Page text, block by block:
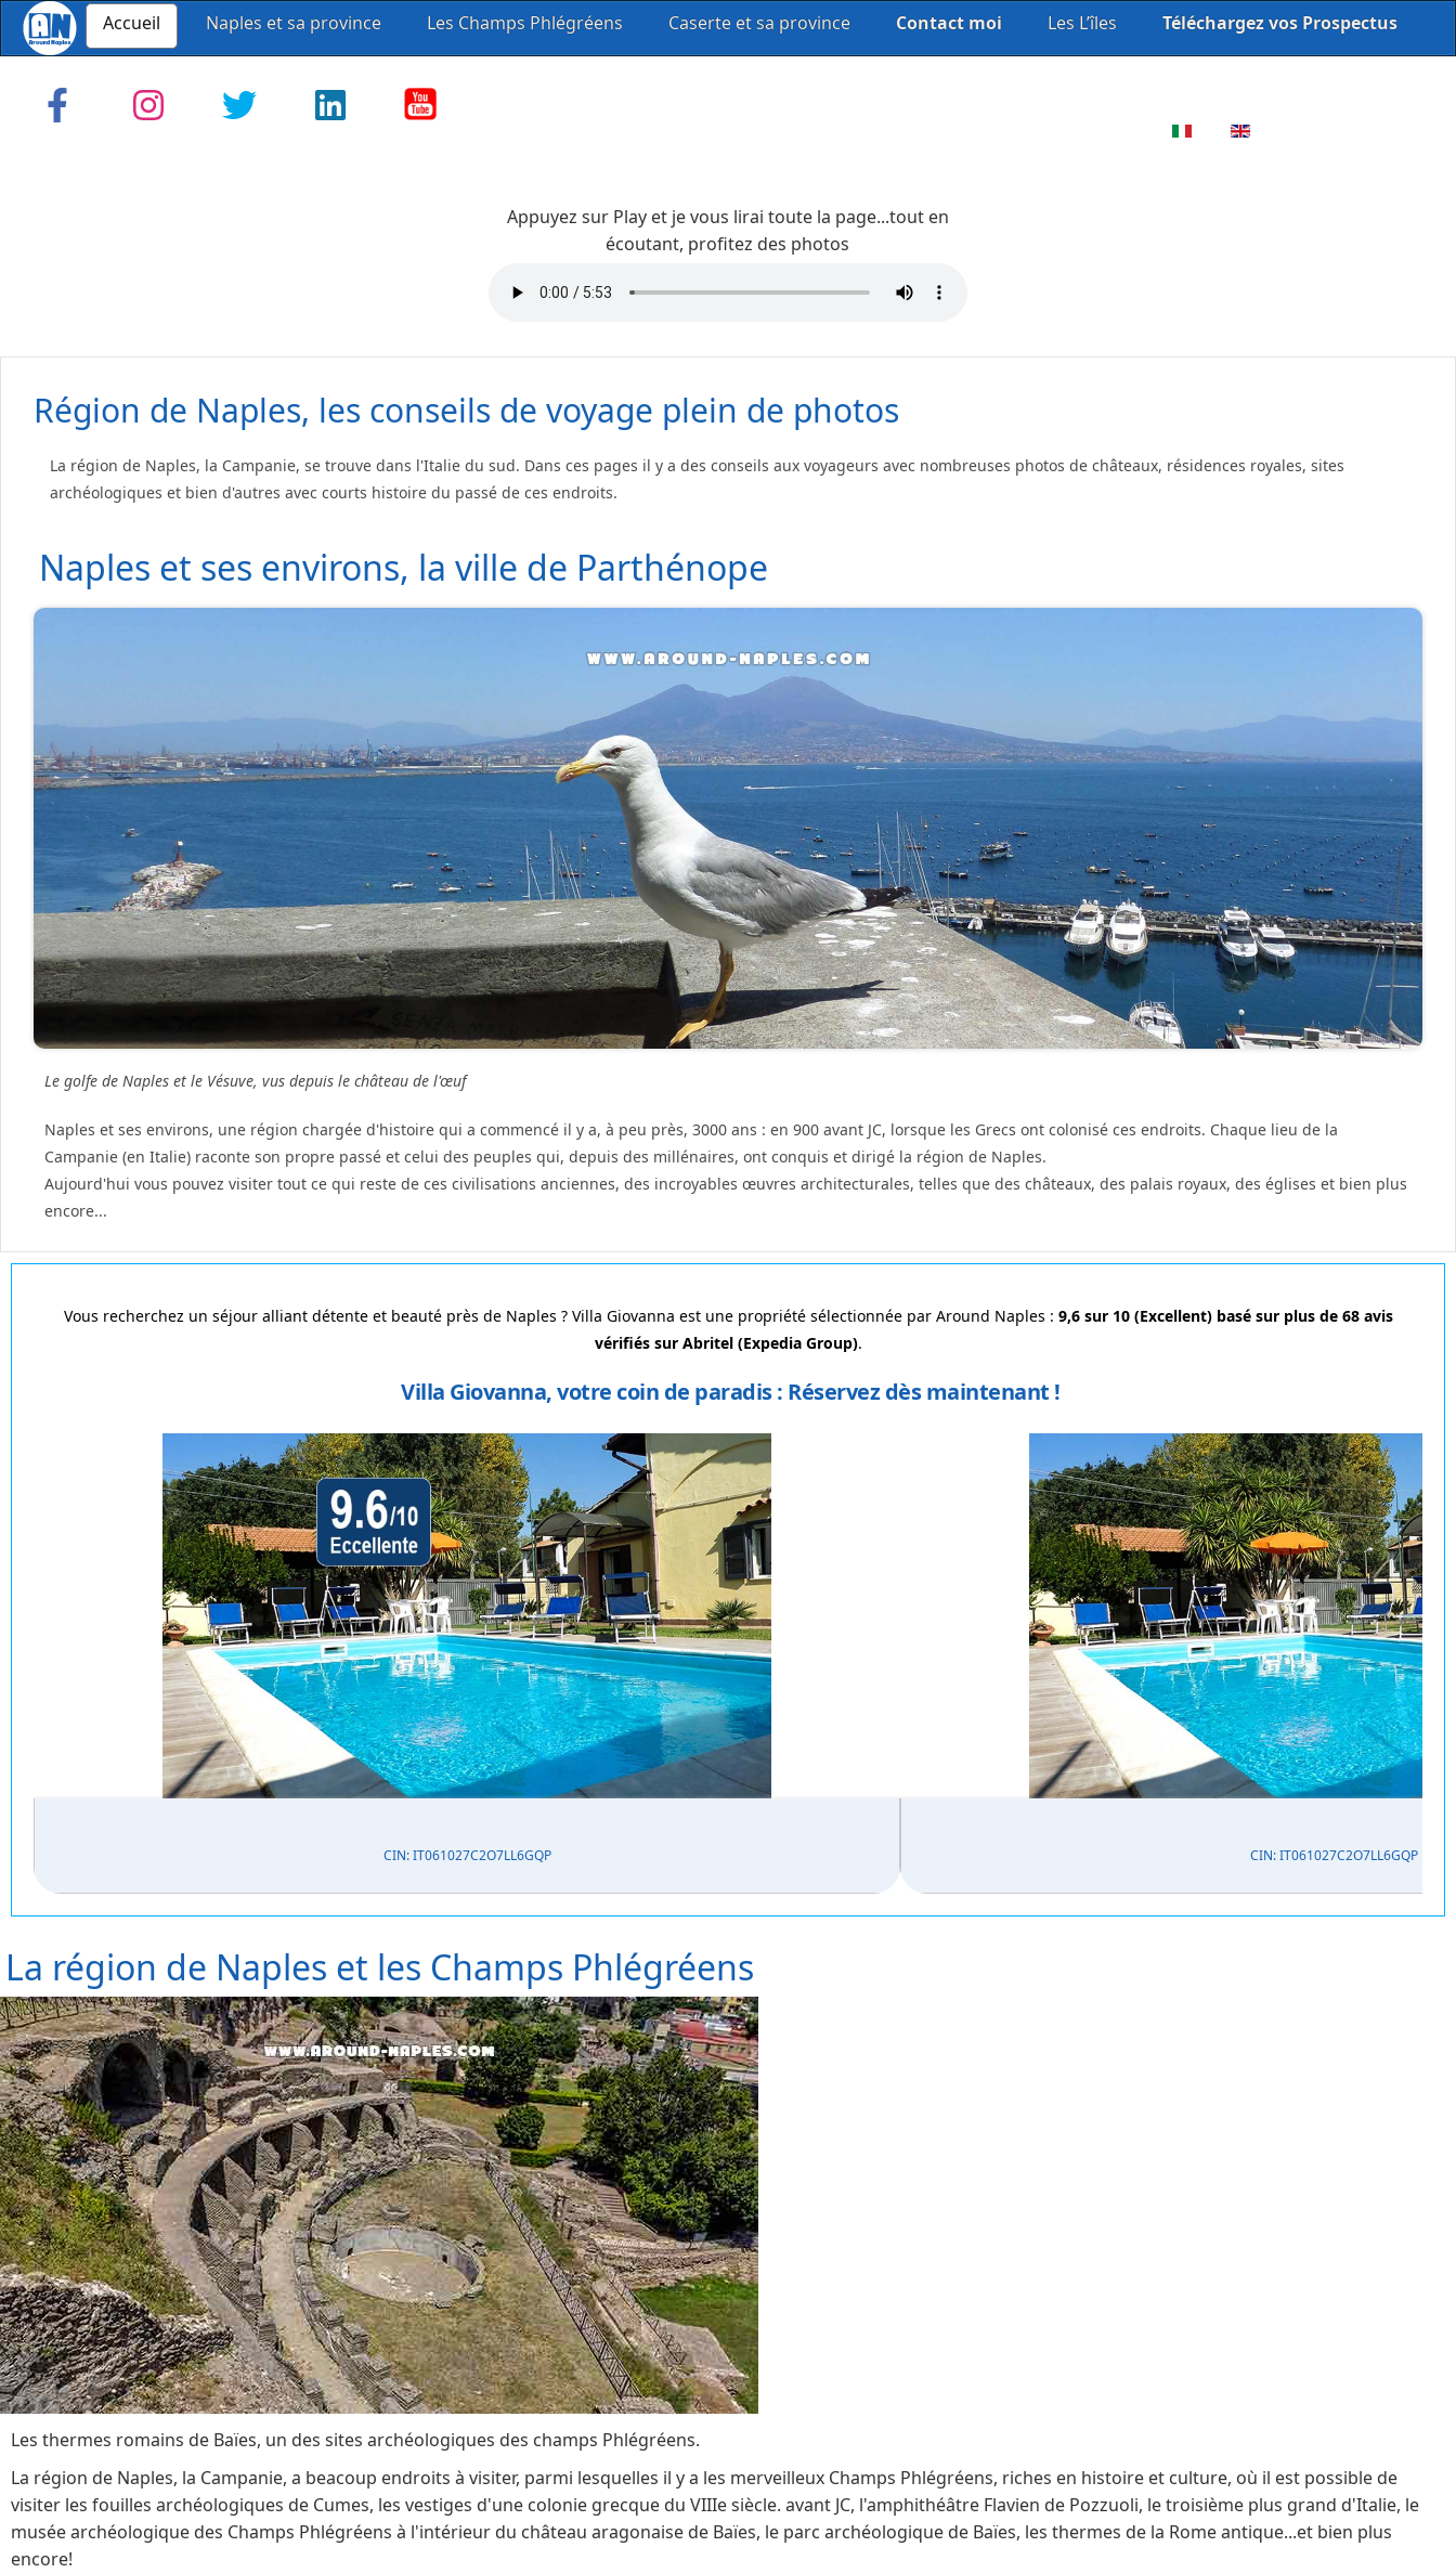
Accueil Naples et sa province Les Champs Phlégréens Caserte et sa province Contact moi Les L’îles Téléchargez vos Prospectus
Appuyez sur Play et je vous lirai toute la page...tout en
écoutant, profitez des photos
Sélectionnez votre langue
Région de Naples, les conseils de voyage plein de photos
La région de Naples, la Campanie, se trouve dans l'Italie du sud. Dans ces pages il y a des conseils aux voyageurs avec nombreuses photos de châteaux, résidences royales, sites
archéologiques et bien d'autres avec courts histoire du passé de ces endroits.
Naples et ses environs, la ville de Parthénope
Le golfe de Naples et le Vésuve, vus depuis le château de l'œuf
Naples et ses environs, une région chargée d'histoire qui a commencé il y a, à peu près, 3000 ans : en 900 avant JC, lorsque les Grecs ont colonisé ces endroits. Chaque lieu de la
Campanie (en Italie) raconte son propre passé et celui des peuples qui, depuis des millénaires, ont conquis et dirigé la région de Naples.
Aujourd'hui vous pouvez visiter tout ce qui reste de ces civilisations anciennes, des incroyables œuvres architecturales, telles que des châteaux, des palais royaux, des églises et bien plus
encore...
Vous recherchez un séjour alliant détente et beauté près de Naples ? Villa Giovanna est une propriété sélectionnée par Around Naples : 9,6 sur 10 (Excellent) basé sur plus de 68 avis
vérifiés sur Abritel (Expedia Group).
Villa Giovanna, votre coin de paradis : Réservez dès maintenant !
CIN: IT061027C2O7LL6GQP CIN: IT061027C2O7LL6GQP
La région de Naples et les Champs Phlégréens
Les thermes romains de Baïes, un des sites archéologiques des champs Phlégréens.
La région de Naples, la Campanie, a beacoup endroits à visiter, parmi lesquelles il y a les merveilleux Champs Phlégréens, riches en histoire et culture, où il est possible de
visiter les fouilles archéologiques de Cumes, les vestiges d'une colonie grecque du VIIIe siècle. avant JC, l'amphithéâtre Flavien de Pozzuoli, le troisième plus grand d'Italie, le
musée archéologique des Champs Phlégréens à l'intérieur du château aragonaise de Baïes, le parc archéologique de Baïes, les thermes de la Rome antique...et bien plus
encore!